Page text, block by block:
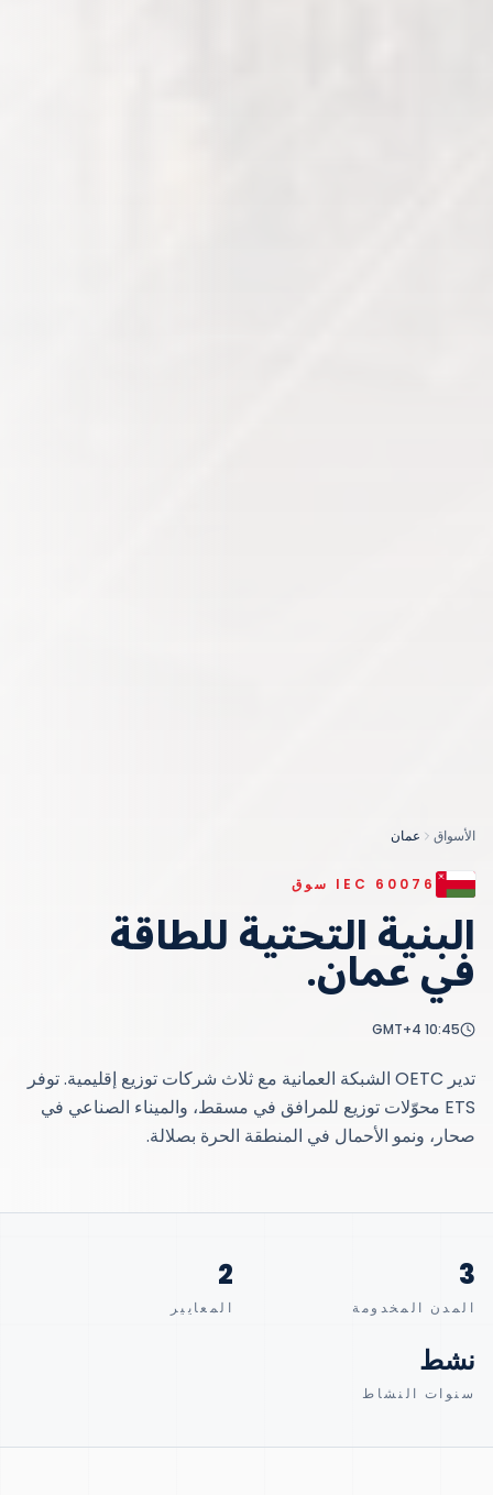
الأسواق عمان
IEC 60076 سوق
البنية التحتية للطاقة
فيعمان.
10:45
تدير OETC الشبكة العمانية مع ثلاث شركات توزيع إقليمية. توفر
ETS محوّلات توزيع للمرافق في مسقط، والميناء الصناعي في
صحار، ونمو الأحمال في المنطقة الحرة بصلالة.
3
المدن المخدومة
2
المعايير
نشط
سنوات النشاط